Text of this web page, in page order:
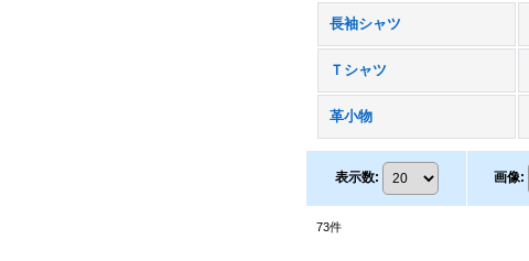
長袖シャツ
Ｔシャツ
革小物
表示数: 画像:
73件